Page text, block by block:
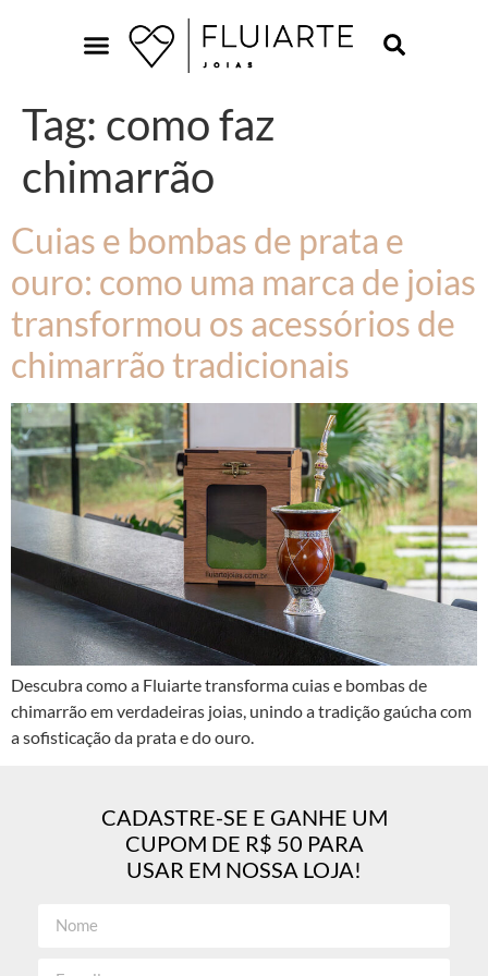
Tag: como faz
chimarrão
Cuias e bombas de prata e
ouro: como uma marca de joias
transformou os acessórios de
chimarrão tradicionais
Descubra como a Fluiarte transforma cuias e bombas de
chimarrão em verdadeiras joias, unindo a tradição gaúcha com
a sofisticação da prata e do ouro.
CADASTRE-SE E GANHE UM
CUPOM DE R$ 50 PARA
USAR EM NOSSA LOJA!